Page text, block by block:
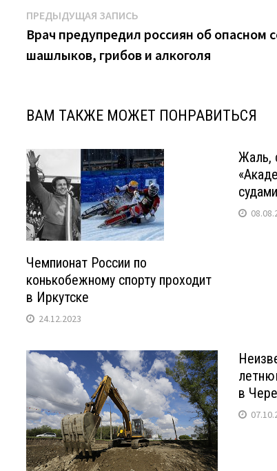
13
мая"
Навигация
по
записям
ПРЕДЫДУЩАЯ ЗАПИСЬ
запись:
Врач предупредил россиян об опасном
шашлыков, грибов и алкоголя
ВАМ ТАКЖЕ МОЖЕТ ПОНРАВИТЬСЯ
Чемпионат России по
конькобежному спорту проходит
в Иркутске
24.12.2023
Жаль,
в